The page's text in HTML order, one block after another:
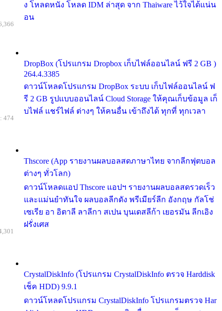
ง โหลดหนัง โหลด IDM ล่าสุด จาก Thaiware ไว้ใจได้แน่น
อน
DropBox (โปรแกรม Dropbox เก็บไฟล์ออนไลน์ ฟรี 2 GB )
264.4.3385
ดาวน์โหลดโปรแกรม DropBox ระบบ เก็บไฟล์ออนไลน์ ฟ
รี 2 GB รูปแบบออนไลน์ Cloud Storage ให้คุณเก็บข้อมูล เก็
บไฟล์ แชร์ไฟล์ ต่างๆ ให้คนอื่น เข้าถึงได้ ทุกที่ ทุกเวลา
Thscore (App รายงานผลบอลสดภาษาไทย จากลีกฟุตบอล
ต่างๆ ทั่วโลก)
ดาวน์โหลดแอป Thscore แอปฯ รายงานผลบอลสดรวดเร็ว
และแม่นยำทันใจ ผลบอลลีกดัง พรีเมียร์ลีก อังกฤษ กัลโช่
เซเรีย อา อิตาลี ลาลีกา สเปน บุนเดสลีก้า เยอรมัน ลีกเอิง
ฝรั่งเศส
474
CrystalDiskInfo (โปรแกรม CrystalDiskInfo ตรวจ Harddisk
เช็ค HDD) 9.9.1
ดาวน์โหลดโปรแกรม CrystalDiskInfo โปรแกรมตรวจ Har